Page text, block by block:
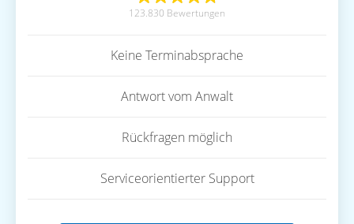
123.830 Bewertungen
Keine Terminabsprache
Antwort vom Anwalt
Rückfragen möglich
Serviceorientierter Support